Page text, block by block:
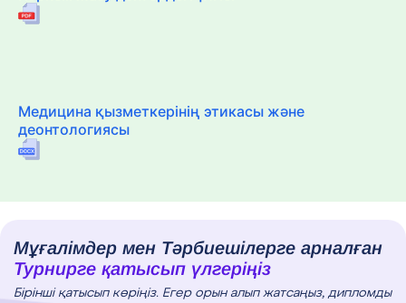
Медицина қызметкерінің этикасы және
деонтологиясы
Мұғалімдер мен Тәрбиешілерге арналған
Турнирге қатысып үлгеріңіз
Бірінші қатысып көріңіз. Егер орын алып жатсаңыз, дипломды